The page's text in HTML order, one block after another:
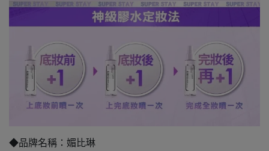
◆品牌名稱：媚比琳